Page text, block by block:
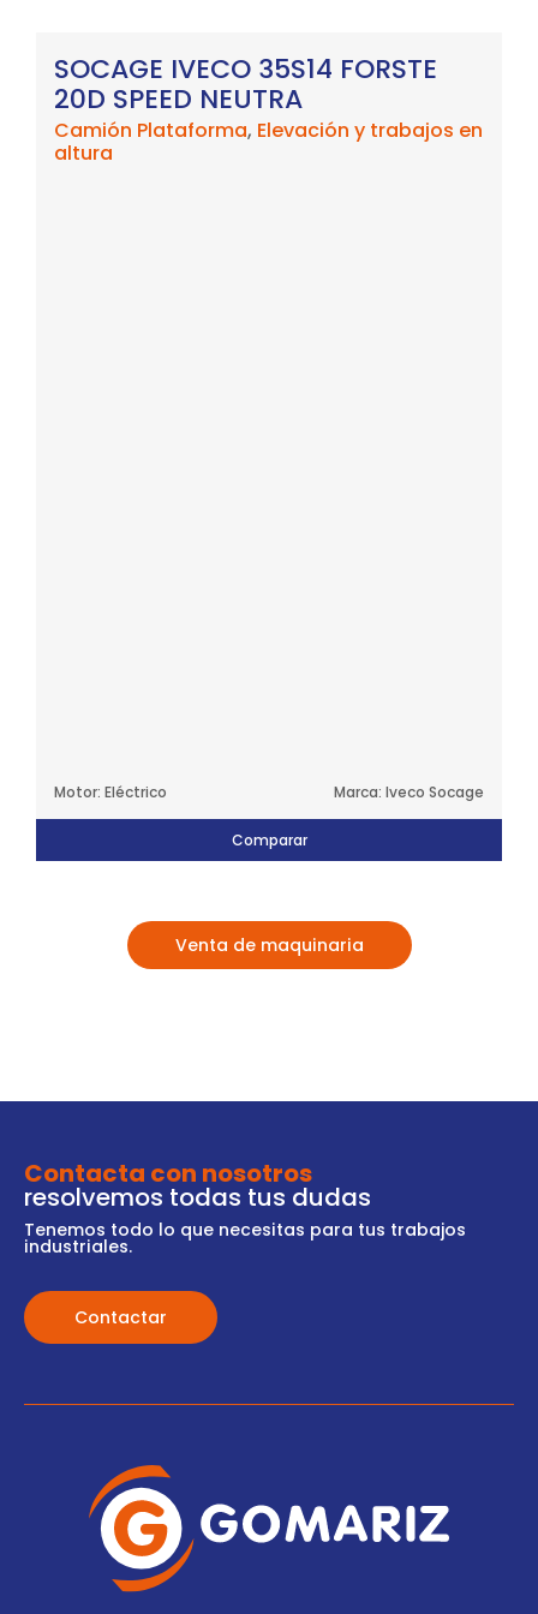
SOCAGE IVECO 35S14 FORSTE
20D SPEED NEUTRA
Camión Plataforma, Elevación y trabajos en
altura
Motor: Eléctrico Marca: Iveco Socage
Comparar
Venta de maquinaria
Contacta con nosotros
resolvemos todas tus dudas
Tenemos todo lo que necesitas para tus trabajos
industriales.
Contactar